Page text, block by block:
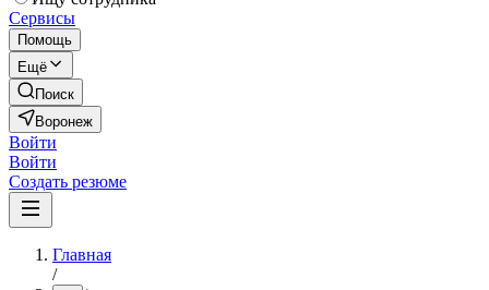
Сервисы
Помощь
Ещё
Поиск
Воронеж
Войти
Войти
Создать резюме
Главная
/